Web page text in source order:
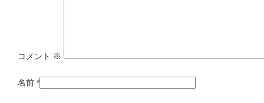
コメント ※
名前 *